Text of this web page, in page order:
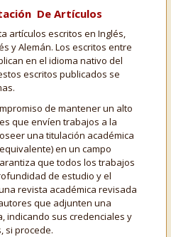
De Artículos
artículos escritos en Inglés,
y Alemán. Los escritos entre
en el idioma nativo del
escritos publicados se
de mantener un alto
que envíen trabajos a la
una titulación académica
en un campo
que todos los trabajos
de estudio y el
revista académica revisada
que adjunten una
indicando sus credenciales y
si procede.